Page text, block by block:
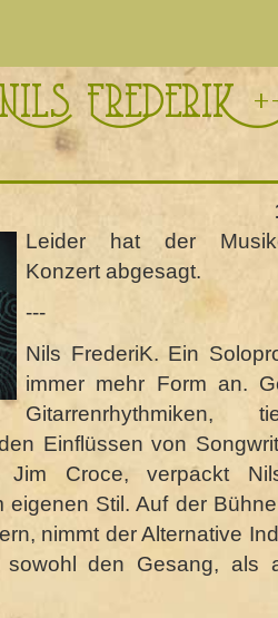
Nils FrederiK
Leider hat der
Konzert abgesagt.
---
Nils FrederiK. Ein
immer mehr Form an.
Gitarrenrhythmiken,
Einflüssen von
Croce, verpackt
eigenen Stil. Auf der
nimmt der Alternative
den Gesang, als